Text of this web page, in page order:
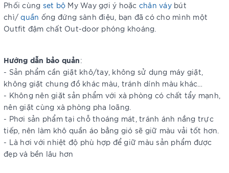
Phối cùng set bộ My Way gợi ý hoặc chân váybút
chì/quần ống đứng sành điệu, bạn đã có cho mình một
Outfit đậm chất Out-door phóng khoáng.
Hướng dẫn bảo quản:
- Sản phẩm cần giặt khô/tay, không sử dụng máy giặt,
không giặt chung đồ khác màu, tránh dính màu khác…
- Không nên giặt sản phẩm với xà phòng có chất tẩy mạnh,
nên giặt cùng xà phòng pha loãng.
- Phơi sản phẩm tại chỗ thoáng mát, tránh ánh nắng trực
tiếp, nên làm khô quần áo bằng gió sẽ giữ màu vải tốt hơn.
- Là hơi với nhiệt độ phù hợp để giữ màu sản phẩm được
đẹp và bền lâu hơn